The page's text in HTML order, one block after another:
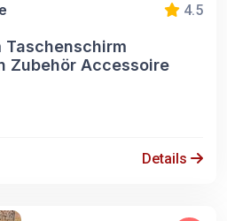
4.5
Taschenschirm
Zubehör Accessoire
Details